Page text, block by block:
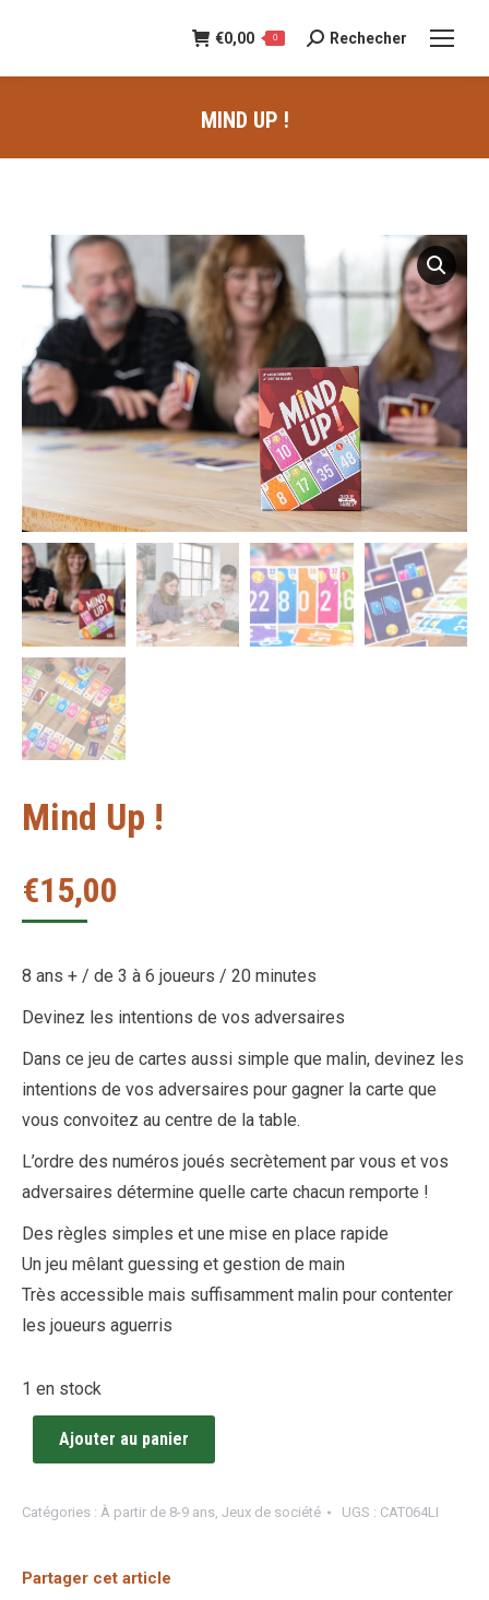
€0,00 0
Recherche
:
Rechecher
MIND UP !
Mind Up !
€15,00
8 ans + / de 3 à 6 joueurs / 20 minutes
Devinez les intentions de vos adversaires
Dans ce jeu de cartes aussi simple que malin, devinez les
intentions de vos adversaires pour gagner la carte que
vous convoitez au centre de la table.
L’ordre des numéros joués secrètement par vous et vos
adversaires détermine quelle carte chacun remporte !
Des règles simples et une mise en place rapide
Un jeu mêlant guessing et gestion de main
Très accessible mais suffisamment malin pour contenter
les joueurs aguerris
1 en stock
Ajouter au panier
Catégories : À partir de 8-9 ans, Jeux de société UGS : CAT064LI
Partager cet article